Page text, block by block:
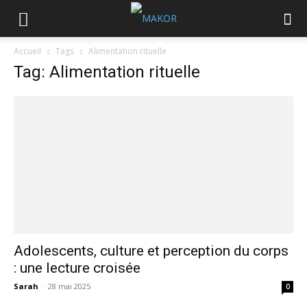
Accueil Tags Alimentation rituelle
Tag: Alimentation rituelle
Adolescents, culture et perception du corps
: une lecture croisée
Sarah - 28 mai 2025 0